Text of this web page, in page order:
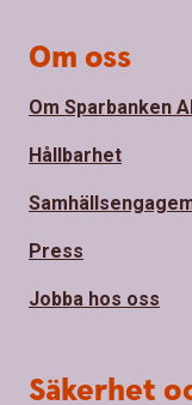
Om oss
Om Sparbanken
Hållbarhet
Press
Jobba hos oss
Säkerhet